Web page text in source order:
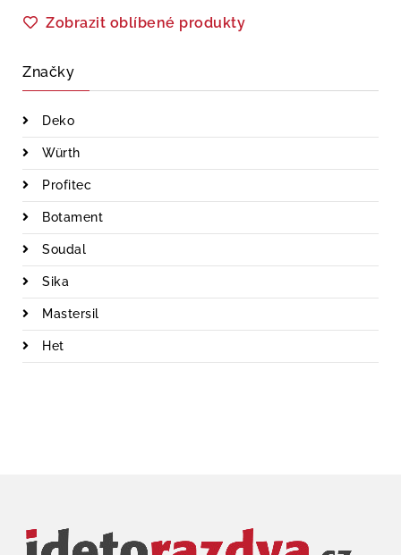
Zobrazit oblíbené produkty
Značky
Deko
Würth
Profitec
Botament
Soudal
Sika
Mastersil
Het